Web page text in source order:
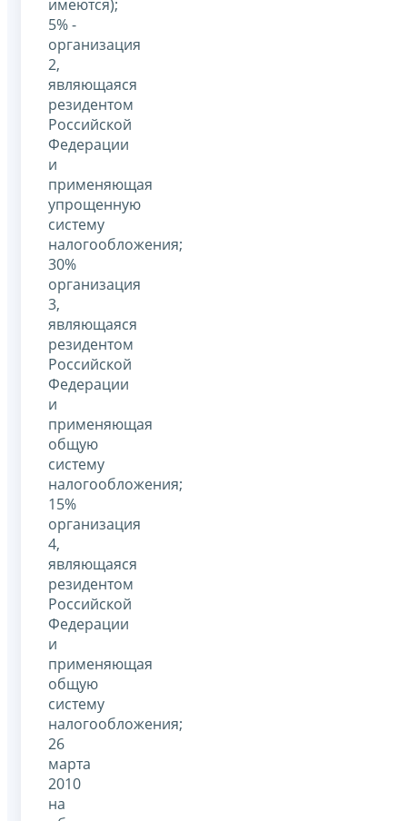
имеются);
5% -
организация
2,
являющаяся
резидентом
Российской
Федерации
и
применяющая
упрощенную
систему
налогообложения;
30%
организация
3,
являющаяся
резидентом
Российской
Федерации
и
применяющая
общую
систему
налогообложения;
15%
организация
4,
являющаяся
резидентом
Российской
Федерации
и
применяющая
общую
систему
налогообложения;
26
марта
2010
на